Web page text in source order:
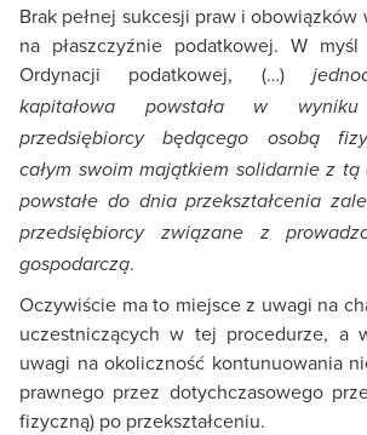
Brak pełnej sukcesji praw i
na płaszczyźnie podatkowej. W
Ordynacji podatkowej, (…)
kapitałowa powstała w wyniku
przedsiębiorcy będącego osobą
całym swoim majątkiem solidarnie z
powstałe do dnia przekształcenia
przedsiębiorcy związane z
gospodarczą.
Oczywiście ma to miejsce z uwagi na
uczestniczących w tej procedurze, a
uwagi na okoliczność kontunuowania
prawnego przez dotychczasowego
fizyczną) po przekształceniu.